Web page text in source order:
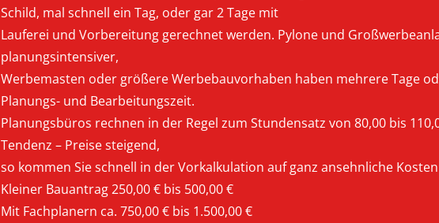
Schild, mal schnell ein Tag, oder gar 2 Tage mit
Lauferei und Vorbereitung gerechnet werden. Pylone und
planungsintensiver,
Werbemasten oder größere Werbebauvorhaben haben mehrere Tage
Planungs- und Bearbeitungszeit.
Planungsbüros rechnen in der Regel zum Stundensatz von 80,00 bis
Tendenz – Preise steigend,
so kommen Sie schnell in der Vorkalkulation auf ganz ansehnliche
Kleiner Bauantrag 250,00 € bis 500,00 €
Mit Fachplanern ca. 750,00 € bis 1.500,00 €